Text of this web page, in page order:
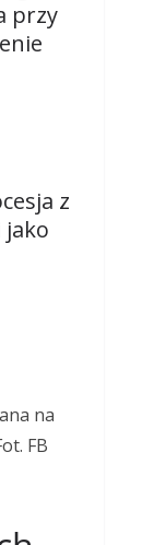
przy
z
jako
na
FB